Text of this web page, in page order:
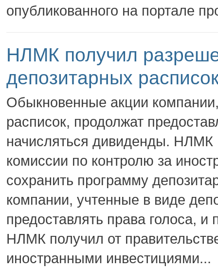
опубликованного на портале
НЛМК получил
депозитарных
Обыкновенные акции
расписок, продолжат
начисляться дивиденды. НЛМК
комиссии по контролю за
сохранить программу
компании, учтенные в виде
предоставлять права голоса,
НЛМК получил от
иностранными инвестициями...